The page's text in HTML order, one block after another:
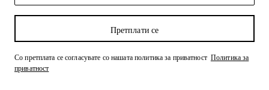
Претплати се
Со претплата се согласувате со нашата политика за приватност Политика за
приватност